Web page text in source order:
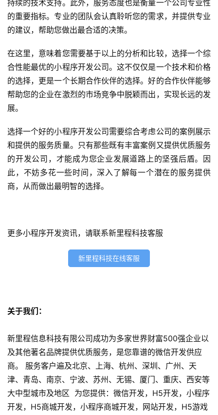
首
页
关
于
案
例
服
务
H
5
微
程
开
发
网
站
开
发
持续的技术支持。此外，服务态度也是衡量一个公司专业性
的重要指标。专业的团队会认真聆听您的需求，并提供专业
的建议，帮助您做出最合适的决策。
在这里，意味着您需要基于以上的分析和比较，选择一个综
合性能最优的小程序开发公司。这不仅仅是一个技术和价格
的选择，更是一个长期合作伙伴的选择。好的合作伙伴能够
帮助您的企业在激烈的市场竞争中脱颖而出，实现长远的发
展。
选择一个好的小程序开发公司需要综合考虑公司的案例展示
和提供的服务质量。只有那些既有丰富案例又提供优质服务
的开发公司，才能成为您企业发展道路上的坚强后盾。因
此，不妨多花一些时间，深入了解每一个潜在的服务提供
商，从而做出最明智的选择。
更多小程序开发资讯，请联系新里程科技客服
新里程科技在线客服
关于我们：
新里程信息科技有限公司成功为多家世界财富500强企业以
及其他著名品牌提供优质服务，是您靠谱的微信开发供应
商。 服务客户遍及北京、上海、杭州、深圳、广州、天
津、青岛、南京、宁波、苏州、无锡、厦门、重庆、西安等
大中型城市及地区 为您提供：微信开发，H5开发，小程序
开发，H5商城开发，小程序商城开发，网站开发，H5游戏